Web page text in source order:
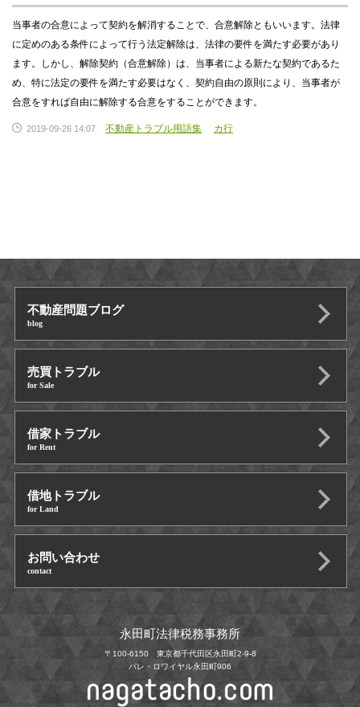
当事者の合意によって契約を解消することで、合意解除ともいいます。法律
に定めのある条件によって行う法定解除は、法律の要件を満たす必要があり
ます。しかし、解除契約（合意解除）は、当事者による新たな契約であるた
め、特に法定の要件を満たす必要はなく、契約自由の原則により、当事者が
合意をすれば自由に解除する合意をすることができます。
2019-09-26 14:07 不動産トラブル用語集 カ行
不動産問題ブログ
blog
売買トラブル
for Sale
借家トラブル
for Rent
借地トラブル
for Land
お問い合わせ
contact
永田町法律税務事務所
〒100-6150 東京都千代田区永田町2-9-8
パレ・ロワイヤル永田町906